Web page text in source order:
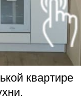
квартире